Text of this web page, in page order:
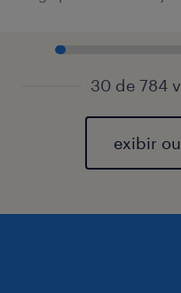
30 de 784
exibir